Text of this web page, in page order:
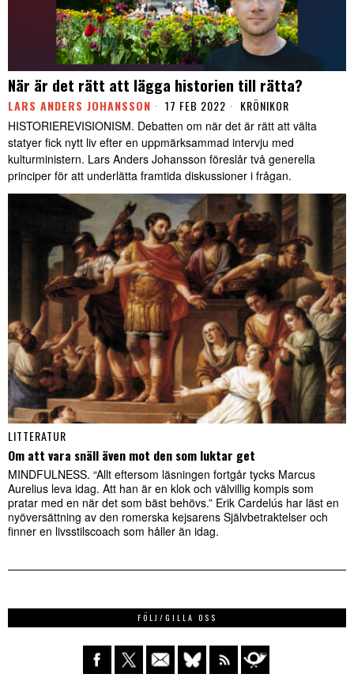
När är det rätt att lägga historien till rätta?
LARS ANDERS JOHANSSON 17 FEB 2022 KRÖNIKOR
HISTORIEREVISIONISM. Debatten om när det är rätt att välta
statyer fick nytt liv efter en uppmärksammad intervju med
kulturministern. Lars Anders Johansson föreslår två generella
principer för att underlätta framtida diskussioner i frågan.
LITTERATUR
Om att vara snäll även mot den som luktar get
MINDFULNESS. “Allt eftersom läsningen fortgår tycks Marcus
Aurelius leva idag. Att han är en klok och välvillig kompis som
pratar med en när det som bäst behövs.” Erik Cardelús har läst en
nyöversättning av den romerska kejsarens Självbetraktelser och
finner en livsstilscoach som håller än idag.
FÖLJ/GILLA OSS